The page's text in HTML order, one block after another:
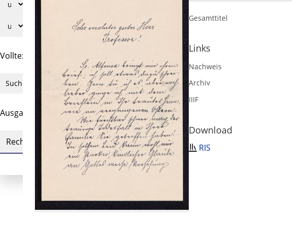
Volltext und Inhaltsverzeichnis
Suchbegriff
Ausgabe-Optionen
Rechtstrunkierung an aus
Gesamttitel
Links
Nachweis
Archiv
IIIF
Download
RIS